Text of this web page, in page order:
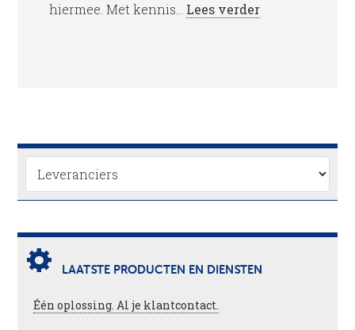
hiermee. Met kennis... Lees verder
LAATSTE PRODUCTEN EN DIENSTEN
Één oplossing. Al je klantcontact.